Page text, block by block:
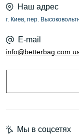
Наш адрес
г. Киев, пер.
E-mail
Мы в соцсетях